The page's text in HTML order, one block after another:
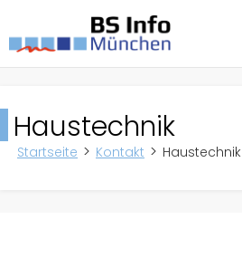
Haustechnik
Startseite Kontakt Haustechnik